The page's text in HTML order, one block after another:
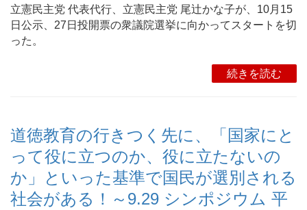
立憲民主党 代表代行、立憲民主党 尾辻かな子が、10月15
日公示、27日投開票の衆議院選挙に向かってスタートを切
った。
続きを読む
道徳教育の行きつく先に、「国家にと
って役に立つのか、役に立たないの
か」といった基準で国民が選別される
社会がある！～9.29 シンポジウム 平